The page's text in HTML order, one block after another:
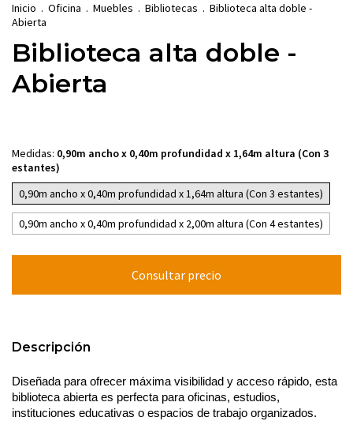
Inicio . Oficina . Muebles . Bibliotecas . Biblioteca alta doble -
Abierta
Biblioteca alta doble -
Abierta
Medidas: 0,90m ancho x 0,40m profundidad x 1,64m altura (Con 3
estantes)
0,90m ancho x 0,40m profundidad x 1,64m altura (Con 3 estantes)
0,90m ancho x 0,40m profundidad x 2,00m altura (Con 4 estantes)
Descripción
Diseñada para ofrecer máxima visibilidad y acceso rápido, esta
biblioteca abierta es perfecta para oficinas, estudios,
instituciones educativas o espacios de trabajo organizados.